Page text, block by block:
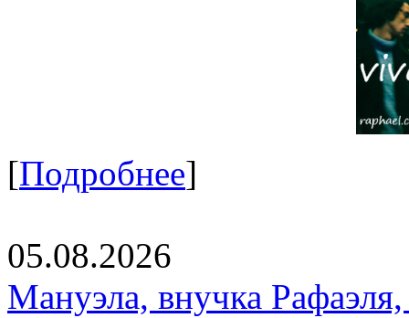
[Подробнее]
05.08.2026
Мануэла, внучка